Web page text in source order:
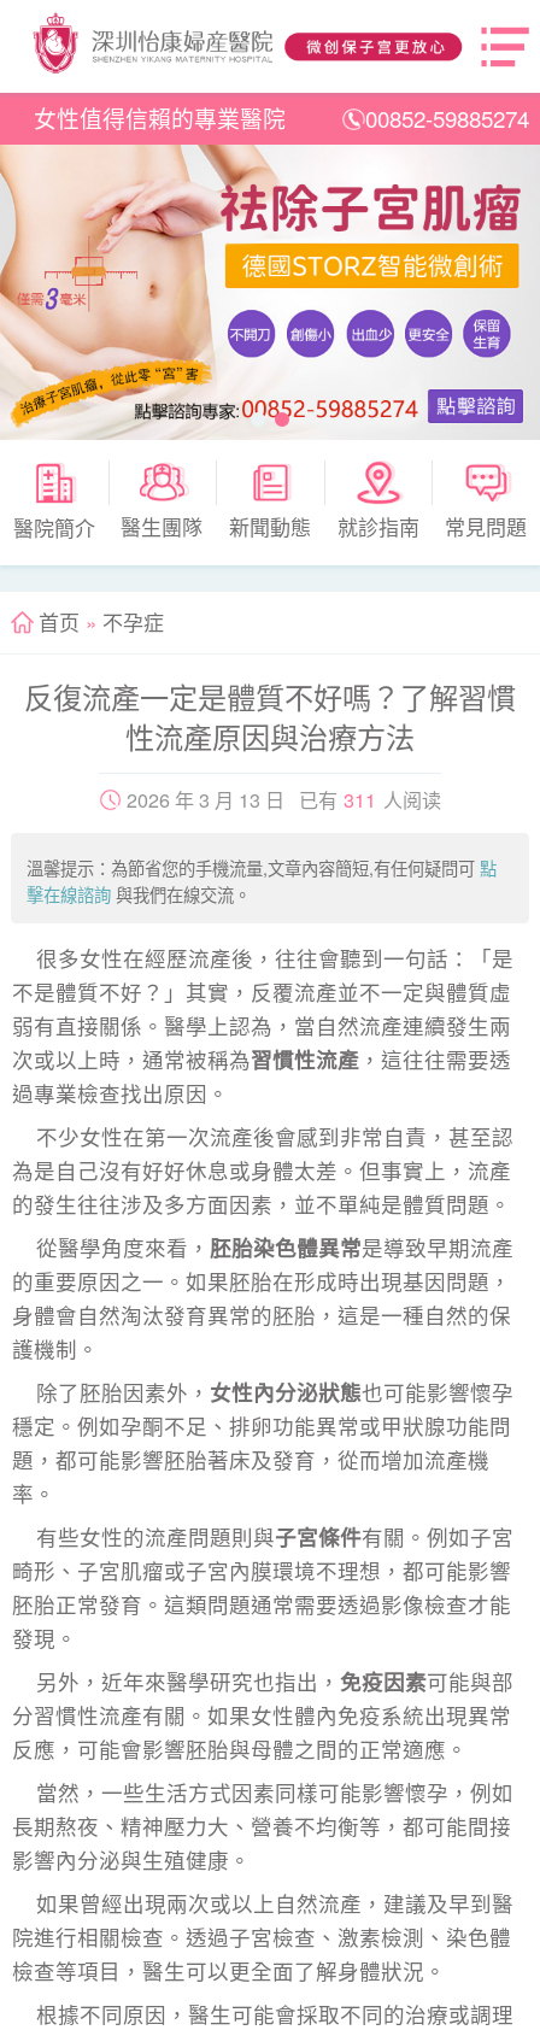
女性值得信賴的專業醫院 00852-59885274
醫院簡介 醫生團隊 新聞動態 就診指南 常見問題
首页 » 不孕症
反復流產一定是體質不好嗎？了解習慣
性流產原因與治療方法
2026 年 3 月 13 日 已有 311 人阅读
溫馨提示：為節省您的手機流量,文章內容簡短,有任何疑問可點
擊在線諮詢 與我們在線交流。
很多女性在經歷流產後，往往會聽到一句話：「是
不是體質不好？」其實，反覆流產並不一定與體質虛
弱有直接關係。醫學上認為，當自然流產連續發生兩
次或以上時，通常被稱為習慣性流產 ，這往往需要透
過專業檢查找出原因。
不少女性在第一次流產後會感到非常自責，甚至認
為是自己沒有好好休息或身體太差。但事實上，流產
的發生往往涉及多方面因素，並不單純是體質問題。
從醫學角度來看， 胚胎染色體異常是導致早期流產
的重要原因之一。如果胚胎在形成時出現基因問題，
身體會自然淘汰發育異常的胚胎，這是一種自然的保
護機制。
除了胚胎因素外， 女性內分泌狀態也可能影響懷孕
穩定。例如孕酮不足、排卵功能異常或甲狀腺功能問
題，都可能影響胚胎著床及發育，從而增加流產機
率。
有些女性的流產問題則與子宮條件有關。例如子宮
畸形、子宮肌瘤或子宮內膜環境不理想，都可能影響
胚胎正常發育。這類問題通常需要透過影像檢查才能
發現。
另外，近年來醫學研究也指出， 免疫因素可能與部
分習慣性流產有關。如果女性體內免疫系統出現異常
反應，可能會影響胚胎與母體之間的正常適應。
當然，一些生活方式因素同樣可能影響懷孕，例如
長期熬夜、精神壓力大、營養不均衡等，都可能間接
影響內分泌與生殖健康。
如果曾經出現兩次或以上自然流產，建議及早到醫
院進行相關檢查。透過子宮檢查、激素檢測、染色體
檢查等項目，醫生可以更全面了解身體狀況。
根據不同原因，醫生可能會採取不同的治療或調理